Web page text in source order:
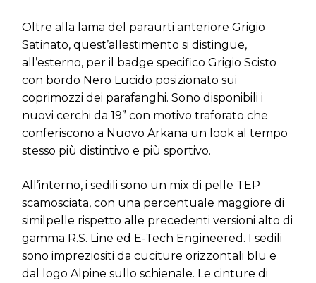
Oltre alla lama del paraurti anteriore Grigio
Satinato, quest’allestimento si distingue,
all’esterno, per il badge specifico Grigio Scisto
con bordo Nero Lucido posizionato sui
coprimozzi dei parafanghi. Sono disponibili i
nuovi cerchi da 19” con motivo traforato che
conferiscono a Nuovo Arkana un look al tempo
stesso più distintivo e più sportivo.
All’interno, i sedili sono un mix di pelle TEP
scamosciata, con una percentuale maggiore di
similpelle rispetto alle precedenti versioni alto di
gamma R.S. Line ed E-Tech Engineered. I sedili
sono impreziositi da cuciture orizzontali blu e
dal logo Alpine sullo schienale. Le cinture di